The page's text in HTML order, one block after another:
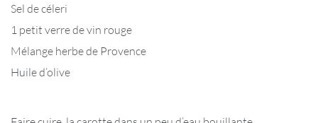
Sel de céleri
1 petit verre de vin rouge
Mélange herbe de Provence
Huile d’olive